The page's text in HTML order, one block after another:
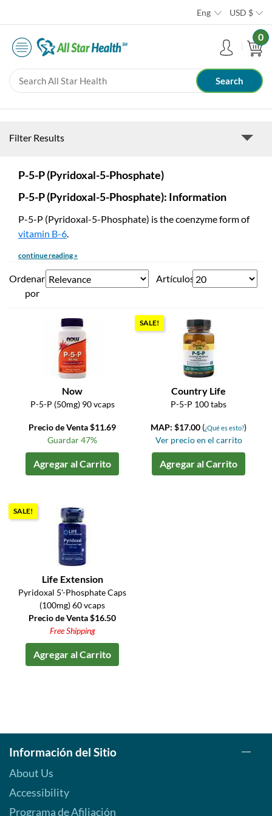
Eng USD $
0
Filter Results
P-5-P (Pyridoxal-5-Phosphate)
P-5-P (Pyridoxal-5-Phosphate): Information
P-5-P (Pyridoxal-5-Phosphate) is the coenzyme form of
vitamin B-6.
continue reading »
Ordenar
por
Artículos
Now
P-5-P (50mg) 90 vcaps
Precio de Venta $11.69
Guardar 47%
Agregar al Carrito
SALE!
Country Life
P-5-P 100 tabs
MAP: $17.00 (¿Qué es esto?)
Ver precio en el carrito
Agregar al Carrito
SALE!
Life Extension
Pyridoxal 5'-Phosphate Caps
(100mg) 60 vcaps
Precio de Venta $16.50
Free Shipping
Agregar al Carrito
Información del Sitio
About Us
Accessibility
Programa de Afiliación